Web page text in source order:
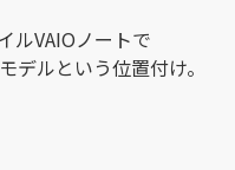
ルVAIOノートで
デルという位置付け。